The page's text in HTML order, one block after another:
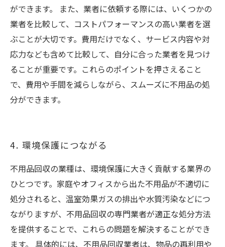
ができます。 また、業者に依頼する際には、いくつかの
業者を比較して、コストパフォーマンスの高い業者を選
ぶことが大切です。費用だけでなく、サービス内容や対
応力なども含めて比較して、自分に合った業者を見つけ
ることが重要です。これらのポイントを押さえること
で、費用や手間を減らしながら、スムーズに不用品の処
分ができます。
4. 環境保護につながる
不用品回収の業種は、環境保護に大きく貢献する業界の
ひとつです。家庭やオフィスから出た不用品が不適切に
処分されると、温室効果ガスの排出や水質汚染などにつ
ながりますが、不用品回収の専門業者が適正な処分方法
を提供することで、これらの問題を解決することができ
ます。 具体的には、不用品回収業者は、物品の再利用や